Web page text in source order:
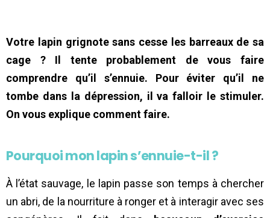
Votre lapin grignote sans cesse les barreaux de sa
cage ? Il tente probablement de vous faire
comprendre qu’il s’ennuie. Pour éviter qu’il ne
tombe dans la dépression, il va falloir le stimuler.
On vous explique comment faire.
Pourquoi mon lapin s’ennuie-t-il ?
À l’état sauvage, le lapin passe son temps à chercher
un abri, de la nourriture à ronger et à interagir avec ses